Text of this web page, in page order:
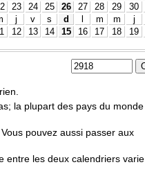
23 24 25 26 27 28 29 30
j v s d l m m j
12 13 14 15 16 17 18 19
la plupart des pays du monde
pouvez aussi passer aux
entre les deux calendriers varie